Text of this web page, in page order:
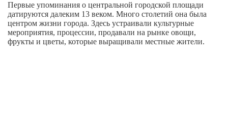
Первые упоминания о центральной городской площади
датируются далеким 13 веком. Много столетий она была
центром жизни города. Здесь устраивали культурные
мероприятия, процессии, продавали на рынке овощи,
фрукты и цветы, которые выращивали местные жители.